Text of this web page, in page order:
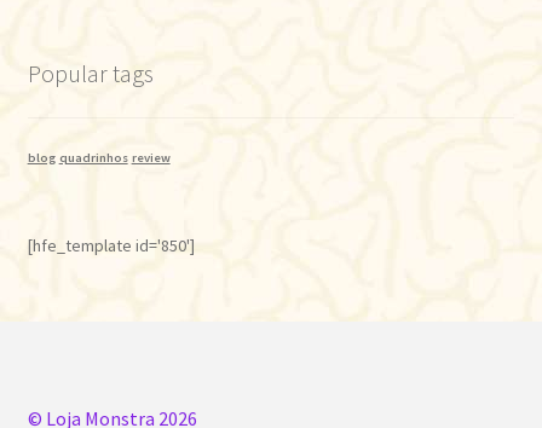
Popular tags
blog quadrinhos review
[hfe_template id='850']
© Loja Monstra 2026